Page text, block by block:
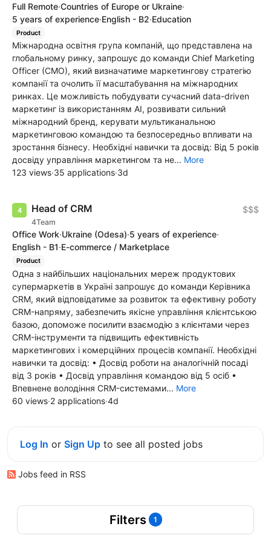
Full Remote·Countries of Europe or Ukraine·
5 years of experience·English - B2·Education
Product
Міжнародна освітня група компаній, що представлена на
глобальному ринку, запрошує до команди Chief Marketing
Officer (CMO), який визначатиме маркетингову стратегію
компанії та очолить її масштабування на міжнародних
ринках. Це можливість побудувати сучасний data-driven
маркетинг із використанням AI, розвивати сильний
міжнародний бренд, керувати мультиканальною
маркетинговою командою та безпосередньо впливати на
зростання бізнесу. Необхідні навички та досвід: Від 5 років
досвіду управління маркетингом та не... More
123 views·35 applications·3d
Head of CRM
4Team
$$$
Office Work·Ukraine (Odesa)·5 years of experience·
English - B1·E-commerce / Marketplace
Product
Одна з найбільших національних мереж продуктових
супермаркетів в Україні запрошує до команди Керівника
CRM, який відповідатиме за розвиток та ефективну роботу
CRM-напряму, забезпечить якісне управління клієнтською
базою, допоможе посилити взаємодію з клієнтами через
CRM-інструменти та підвищить ефективність
маркетингових і комерційних процесів компанії. Необхідні
навички та досвід: • Досвід роботи на аналогічній посаді
від 3 років • Досвід управління командою від 5 осіб •
Впевнене володіння CRM-системами... More
60 views·2 applications·4d
Log In or Sign Up to see all posted jobs
Jobs feed in RSS
Filters 1